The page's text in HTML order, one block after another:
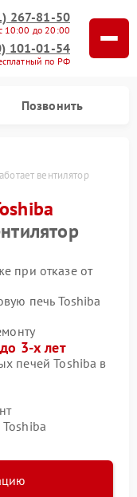
267-81-50
10:00 до 20:00
101-01-54
по РФ
Позвонить
вентилятор
при отказе от
печь Toshiba
до 3-х лет
печей Toshiba в